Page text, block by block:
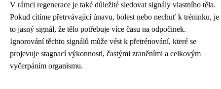
V rámci regenerace je také důležité sledovat signály vlastního těla.
Pokud cítíme přetrvávající únavu, bolest nebo nechuť k tréninku, je
to jasný signál, že tělo potřebuje více času na odpočinek.
Ignorování těchto signálů může vést k přetrénování, které se
projevuje stagnací výkonnosti, častými zraněními a celkovým
vyčerpáním organismu.